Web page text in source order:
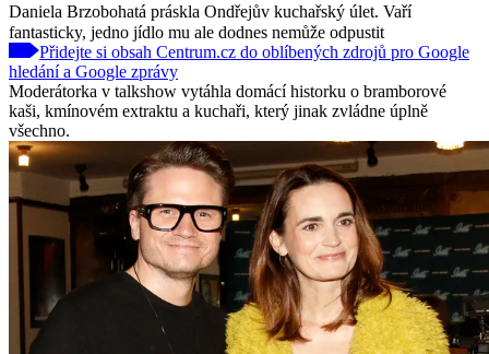
Daniela Brzobohatá práskla Ondřejův kuchařský úlet. Vaří
fantasticky, jedno jídlo mu ale dodnes nemůže odpustit
Přidejte si obsah Centrum.cz do oblíbených zdrojů pro Google
hledání a Google zprávy
Moderátorka v talkshow vytáhla domácí historku o bramborové
kaši, kmínovém extraktu a kuchaři, který jinak zvládne úplně
všechno.